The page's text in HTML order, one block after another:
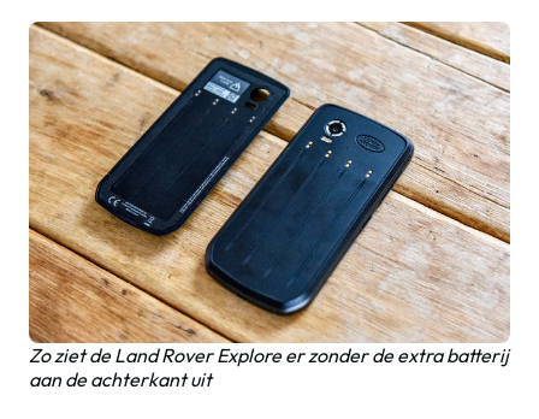
Zo ziet de Land Rover Explore er zonder de extra batterij
aan de achterkant uit